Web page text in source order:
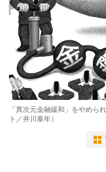
「異次元金融緩和」をやめら
ト／井川泰年）